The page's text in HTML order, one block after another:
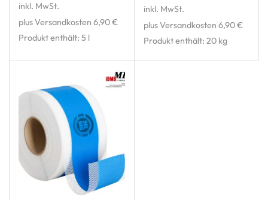
inkl. MwSt.
plus Versandkosten 6,90 €
Produkt enthält: 5 l
inkl. MwSt.
plus Versandkosten 6,90 €
Produkt enthält: 20 kg